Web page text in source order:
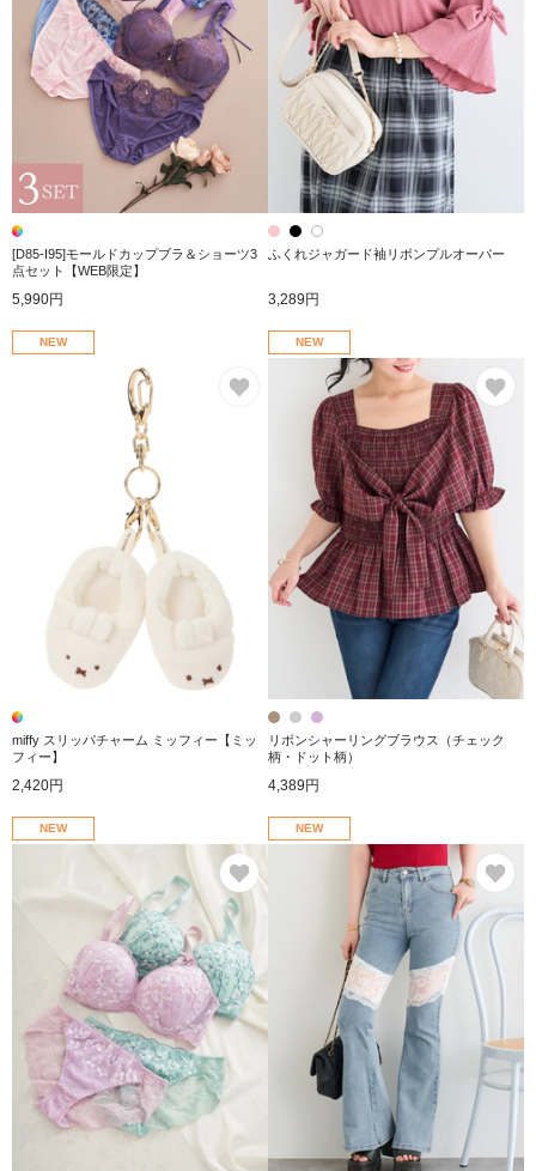
[D85-I95]モールドカップブラ＆ショーツ3
点セット【WEB限定】
5,990円
ふくれジャガード袖リボンプルオーバー
3,289円
NEW
お気に入り
miffy スリッパチャーム ミッフィー【ミッ
フィー】
2,420円
NEW
リボンシャーリングブラウス（チェック
柄・ドット柄）
4,389円
NEW NEW